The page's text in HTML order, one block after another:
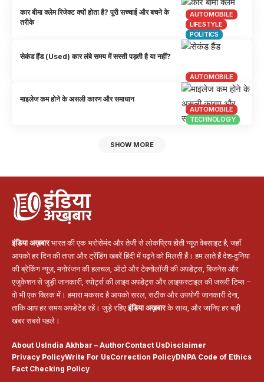
AUTOMOBILE
LIFESTYLE
POLITICS
कार बीमा क्लेम रिजेक्ट क्यों होता है? पूरी सच्चाई और बचने के
तरीके
AUTOMOBILE
सेकंड हैंड (Used) कार लंबे समय में सस्ती पड़ती है या नहीं?
AUTOMOBILE
TECHNOLOGY
माइलेज कम होने के असली कारण और समाधान
SHOW MORE
इंडिया अख़बारभारत की एक भरोसेमंद और तेजी से लोकप्रिय होती न्यूज़ वेबसाइट है, जहाँ
आपको हर दिन की ताज़ा और ट्रेंडिंग खबरें हिंदी में पढ़ने को मिलती हैं। हम लाते हैं देश-दुनिया
की ब्रेकिंग न्यूज़, मनोरंजन की हलचल, ऑटो और टेक्नोलॉजी की अपडेट्स, बिजनेस और
एजुकेशन से जुड़ी जानकारी, स्पोर्ट्स की लाइव अपडेट्स और लाइफस्टाइल की जरूरी टिप्स –
वो भी एक क्लिक में। हमारा मकसद है आपको सरल, सटीक और उपयोगी जानकारी देना,
ताकि आप हर समय अपडेटेड रहें। जुड़े रहिएइंडिया अख़बारके साथ, और जानिए हर बड़ी
खबर सबसे पहले।
About UsIndia Akhbar – AuthorContact UsDisclaimer
Privacy PolicyWrite For UsCorrection PolicyDNPA Code of Ethics
Fact Checking Policy